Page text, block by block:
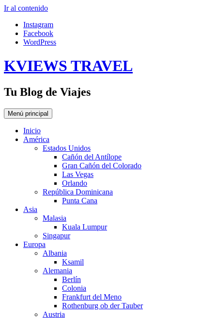
Ir al contenido
Instagram
Facebook
WordPress
KVIEWS TRAVEL
Tu Blog de Viajes
Menú principal
Inicio
América
Estados Unidos
Cañón del Antílope
Gran Cañón del Colorado
Las Vegas
Orlando
República Dominicana
Punta Cana
Asia
Malasia
Kuala Lumpur
Singapur
Europa
Albania
Ksamil
Alemania
Berlín
Colonia
Frankfurt del Meno
Rothenburg ob der Tauber
Austria